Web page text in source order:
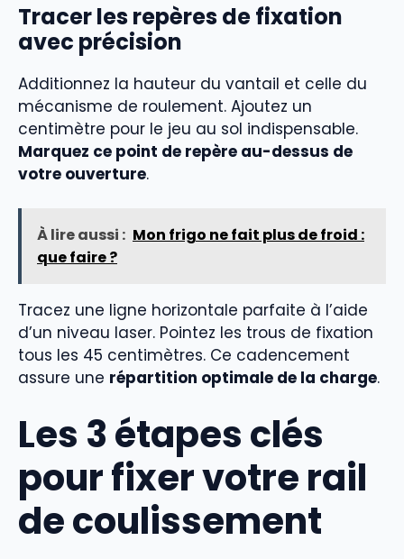
Tracer les repères de fixation
avec précision
Additionnez la hauteur du vantail et celle du
mécanisme de roulement. Ajoutez un
centimètre pour le jeu au sol indispensable.
Marquez ce point de repère au-dessus de
votre ouverture.
À lire aussi : Mon frigo ne fait plus de froid :
que faire ?
Tracez une ligne horizontale parfaite à l’aide
d’un niveau laser. Pointez les trous de fixation
tous les 45 centimètres. Ce cadencement
assure une répartition optimale de la charge.
Les 3 étapes clés
pour fixer votre rail
de coulissement